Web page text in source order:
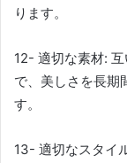
ります。
12- 適切な素材:
で、美しさを長期
す。
13- 適切なスタイ